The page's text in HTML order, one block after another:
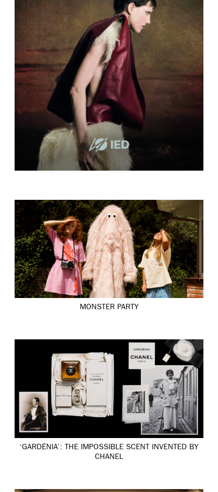
MONSTER PARTY
‘GARDÉNIA’: THE IMPOSSIBLE SCENT INVENTED BY
CHANEL